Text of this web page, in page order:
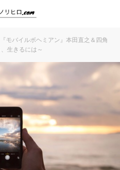
『モバイルボヘミアン』本田直之＆四角
生きるには～